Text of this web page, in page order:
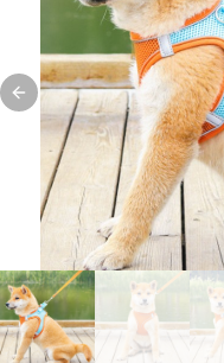
Previous slide